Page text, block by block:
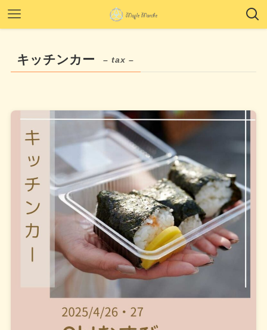
キッチンカー – tax –